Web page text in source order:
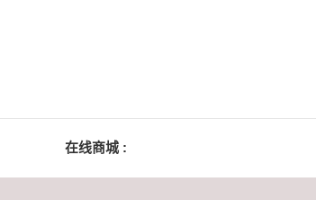
在线商城 :